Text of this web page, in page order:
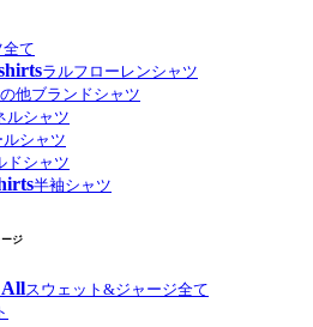
全て
ラルフローレンシャツ
他ブランドシャツ
ルシャツ
ルシャツ
ドシャツ
半袖シャツ
ジ
Allスウェット&ジャージ全て